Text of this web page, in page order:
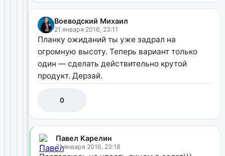
Воеводский Михаил
21 января 2016, 23:11
Планку ожиданий ты уже задрал на
огромную высоту. Теперь вариант только
один — сделать действительно крутой
продукт. Дерзай.
0
Павел Карелин
21 января 2016, 23:18